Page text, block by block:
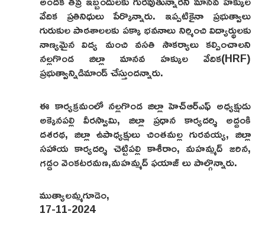
వేదిక ప్రతినిధులు పేర్కొన్నారు. ఇప్పటికైనా ప్రభుత్వాలు
గురుకుల పాఠశాలలకు పక్కా భవనాలు నిర్మించి విద్యార్థులకు
నాణ్యమైన విద్య మంచి వసతి సౌకర్యాలు కల్పించాలని
నల్లగొండ జిల్లా మానవ హక్కుల వేదిక(HRF)
ప్రభుత్వాన్నిడిమాండ్ చేస్తుందన్నారు.
ఈ కార్యక్రమంలో నల్లగొండ జిల్లా హెచ్ఆర్ఎఫ్ అధ్యక్షుడు
అక్కెనపల్లి వీరస్వామి, జిల్లా ప్రధాన కార్యదర్శి అద్దంకి
దశరథ, జిల్లా ఉపాధ్యక్షులు చింతమల్ల గురవయ్య, జిల్లా
సహాయ కార్యదర్శి చెట్టిపల్లి కాశీరాం, మహమ్మద్ జరిన,
గడ్డం వెంకటరమణ,మహమ్మద్ ఫయాజ్ లు పాల్గొన్నారు.
ముత్యాలమ్మగూడెం,
17-11-2024